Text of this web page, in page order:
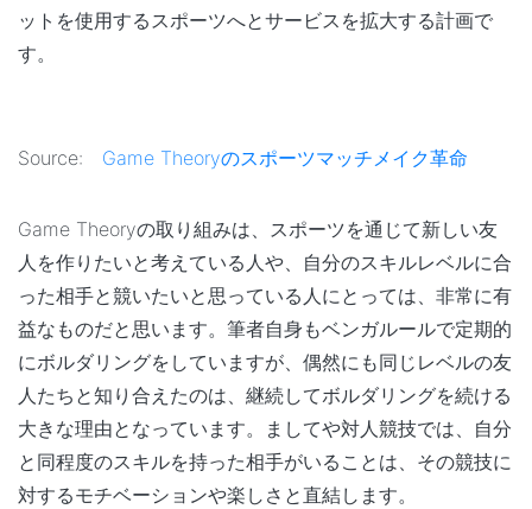
ットを使用するスポーツへとサービスを拡大する計画で
す。
Source: Game Theoryのスポーツマッチメイク革命
Game Theoryの取り組みは、スポーツを通じて新しい友
人を作りたいと考えている人や、自分のスキルレベルに合
った相手と競いたいと思っている人にとっては、非常に有
益なものだと思います。筆者自身もベンガルールで定期的
にボルダリングをしていますが、偶然にも同じレベルの友
人たちと知り合えたのは、継続してボルダリングを続ける
大きな理由となっています。ましてや対人競技では、自分
と同程度のスキルを持った相手がいることは、その競技に
対するモチベーションや楽しさと直結します。